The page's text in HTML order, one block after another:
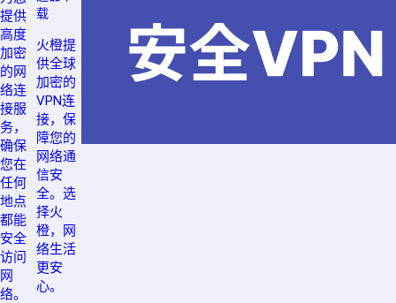
提供
高度
加密
的网
络连
接服
务，
确保
您在
任何
地点
都能
安全
访问
网
络。
载
火橙提
供全球
加密的
VPN连
接，保
障您的
网络通
信安
全。选
择火
橙，网
络生活
更安
心。